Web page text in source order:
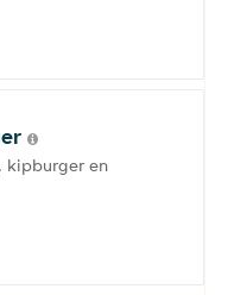
kipburger en